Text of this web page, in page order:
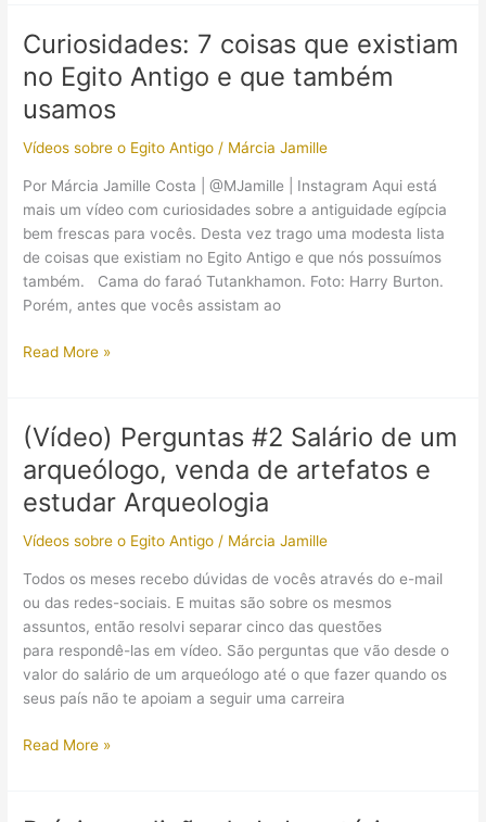
dos
Mortos”
de
Nick
Drake:
trama
policial
no
Egito
Antigo
(Comentários
spoiler)
Curiosidades: 7 coisas que existiam
no Egito Antigo e que também
usamos
Vídeos sobre o Egito Antigo / Márcia Jamille
Por Márcia Jamille Costa | @MJamille | Instagram Aqui está
mais um vídeo com curiosidades sobre a antiguidade egípcia
bem frescas para vocês. Desta vez trago uma modesta lista
de coisas que existiam no Egito Antigo e que nós possuímos
também. Cama do faraó Tutankhamon. Foto: Harry Burton.
Porém, antes que vocês assistam ao
Curiosidades:
que
existiam
no
Egito
Antigo
e
também
usamos
Read More »
(Vídeo) Perguntas #2 Salário de um
arqueólogo, venda de artefatos e
estudar Arqueologia
Vídeos sobre o Egito Antigo / Márcia Jamille
Todos os meses recebo dúvidas de vocês através do e-mail
ou das redes-sociais. E muitas são sobre os mesmos
assuntos, então resolvi separar cinco das questões
para respondê-las em vídeo. São perguntas que vão desde o
valor do salário de um arqueólogo até o que fazer quando os
seus país não te apoiam a seguir uma carreira
(Vídeo)
Salário
Read More »